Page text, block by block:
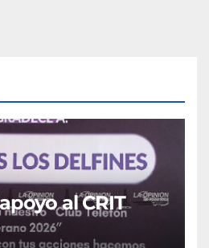
al CRIT